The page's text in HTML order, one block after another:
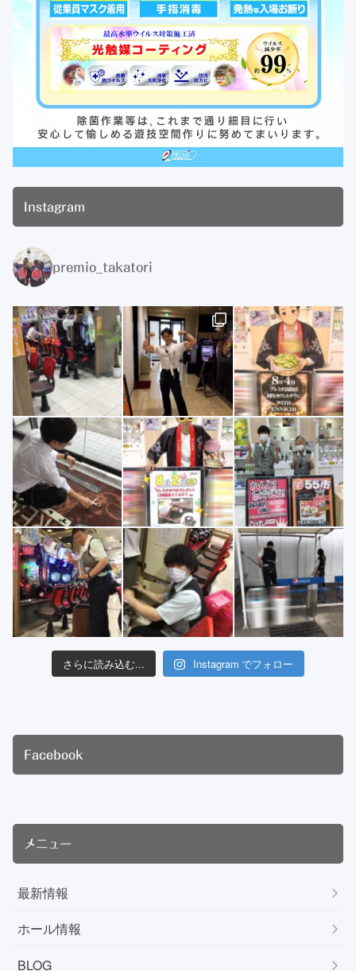
Instagram
premio_takatori
さらに読み込む... Instagram でフォロー
Facebook
メニュー
最新情報
ホール情報
BLOG